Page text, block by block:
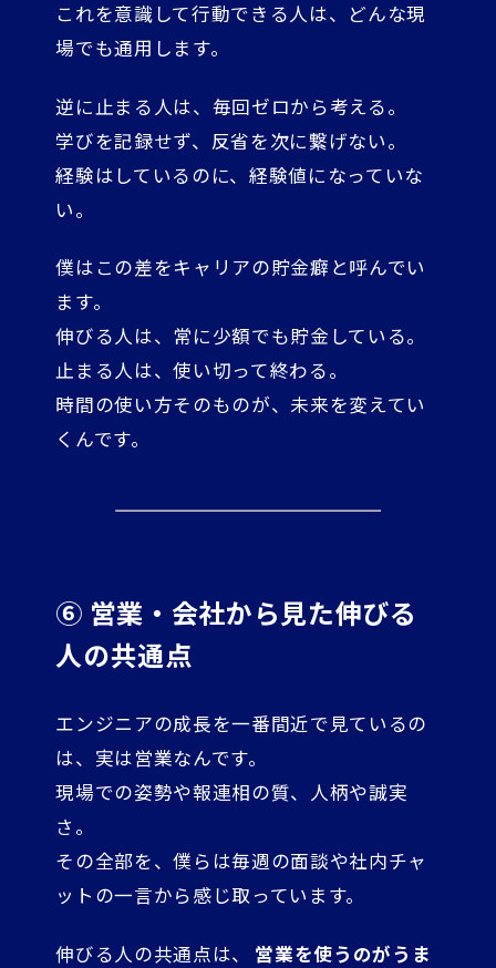
これを意識して行動できる人は、どんな現
場でも通用します。
逆に止まる人は、毎回ゼロから考える。
学びを記録せず、反省を次に繋げない。
経験はしているのに、経験値になっていな
い。
僕はこの差をキャリアの貯金癖と呼んでい
ます。
伸びる人は、常に少額でも貯金している。
止まる人は、使い切って終わる。
時間の使い方そのものが、未来を変えてい
くんです。
⑥ 営業・会社から見た伸びる
人の共通点
エンジニアの成長を一番間近で見ているの
は、実は営業なんです。
現場での姿勢や報連相の質、人柄や誠実
さ。
その全部を、僕らは毎週の面談や社内チャ
ットの一言から感じ取っています。
伸びる人の共通点は、
営業を使うのがうま